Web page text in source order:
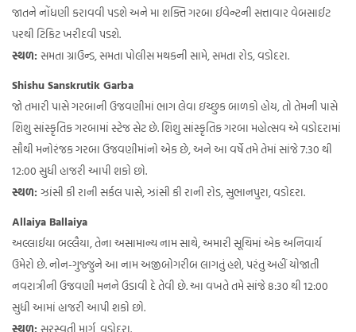
જાતને નોંધણી કરાવવી પડશે અને મા શક્તિ ગરબા ઈવેન્ટની સત્તાવાર વેબસાઈટ
પરથી ટિકિટ ખરીદવી પડશે.
સ્થળ: સમતા ગ્રાઉન્ડ, સમતા પોલીસ મથકની સામે, સમતા રોડ, વડોદરા.
Shishu Sanskrutik Garba
જો તમારી પાસે ગરબાની ઉજવણીમાં ભાગ લેવા ઇચ્છુક બાળકો હોય, તો તેમની પાસે
શિશુ સાંસ્કૃતિક ગરબામાં સ્ટેજ સેટ છે. શિશુ સાંસ્કૃતિક ગરબા મહોત્સવ એ વડોદરામાં
સૌથી મનોરંજક ગરબા ઉજવણીમાંનો એક છે, અને આ વર્ષે તમે તેમાં સાંજે 7:30 થી
12:00 સુધી હાજરી આપી શકો છો.
સ્થળ: ઝાંસી કી રાની સર્કલ પાસે, ઝાંસી કી રાની રોડ, સુભાનપુરા, વડોદરા.
Allaiya Ballaiya
અલ્લાઈયા બલ્લૈયા, તેના અસામાન્ય નામ સાથે, અમારી સૂચિમાં એક અનિવાર્ય
ઉમેરો છે. નોન-ગુજ્જુને આ નામ અજીબોગરીબ લાગતું હશે, પરંતુ અહીં યોજાતી
નવરાત્રીની ઉજવણી મનને ઉડાવી દે તેવી છે. આ વખતે તમે સાંજે 8:30 થી 12:00
સુધી આમાં હાજરી આપી શકો છો.
સ્થળ: સરસ્વતી માર્ગ, વડોદરા.